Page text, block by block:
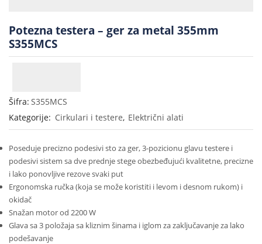
Potezna testera – ger za metal 355mm
S355MCS
Šifra: S355MCS
Kategorije: Cirkulari i testere, Električni alati
Poseduje precizno podesivi sto za ger, 3-pozicionu glavu testere i
podesivi sistem sa dve prednje stege obezbeđujući kvalitetne, precizne
i lako ponovljive rezove svaki put
Ergonomska ručka (koja se može koristiti i levom i desnom rukom) i
okidač
Snažan motor od 2200 W
Glava sa 3 položaja sa kliznim šinama i iglom za zaključavanje za lako
podešavanje